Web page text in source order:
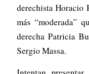
derechista Horacio
más “moderada”
derecha Patricia
Sergio Massa.